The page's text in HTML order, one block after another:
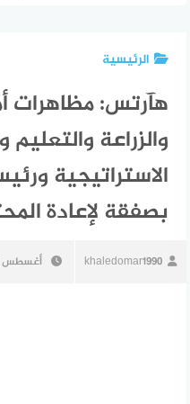
الرئيسية
هآرتس: مظاهرات
والزراعة
الاستراتيجية
بصفقة لإعادة
khaledomar1990 أغسطس 25,